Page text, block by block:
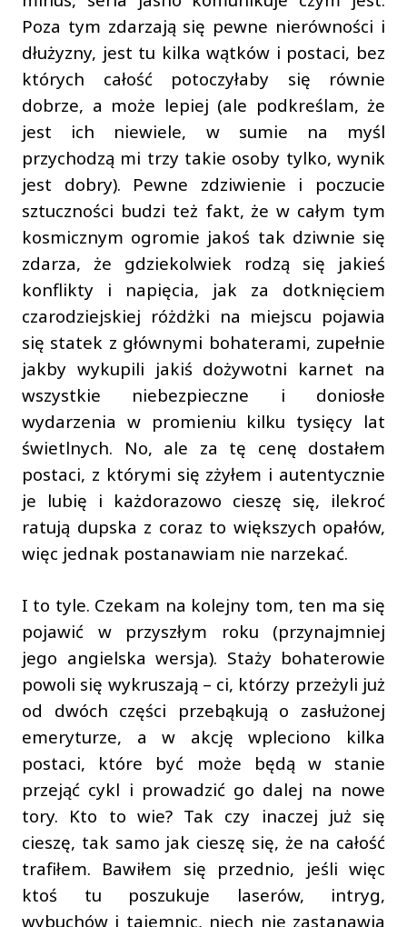
Poza tym zdarzają się pewne nierówności i
dłużyzny, jest tu kilka wątków i postaci, bez
których całość potoczyłaby się równie
dobrze, a może lepiej (ale podkreślam, że
jest ich niewiele, w sumie na myśl
przychodzą mi trzy takie osoby tylko, wynik
jest dobry). Pewne zdziwienie i poczucie
sztuczności budzi też fakt, że w całym tym
kosmicznym ogromie jakoś tak dziwnie się
zdarza, że gdziekolwiek rodzą się jakieś
konflikty i napięcia, jak za dotknięciem
czarodziejskiej różdżki na miejscu pojawia
się statek z głównymi bohaterami, zupełnie
jakby wykupili jakiś dożywotni karnet na
wszystkie niebezpieczne i doniosłe
wydarzenia w promieniu kilku tysięcy lat
świetlnych. No, ale za tę cenę dostałem
postaci, z którymi się zżyłem i autentycznie
je lubię i każdorazowo cieszę się, ilekroć
ratują dupska z coraz to większych opałów,
więc jednak postanawiam nie narzekać.
I to tyle. Czekam na kolejny tom, ten ma się
pojawić w przyszłym roku (przynajmniej
jego angielska wersja). Staży bohaterowie
powoli się wykruszają – ci, którzy przeżyli już
od dwóch części przebąkują o zasłużonej
emeryturze, a w akcję wpleciono kilka
postaci, które być może będą w stanie
przejąć cykl i prowadzić go dalej na nowe
tory. Kto to wie? Tak czy inaczej już się
cieszę, tak samo jak cieszę się, że na całość
trafiłem. Bawiłem się przednio, jeśli więc
ktoś tu poszukuje laserów, intryg,
wybuchów i tajemnic, niech nie zastanawia